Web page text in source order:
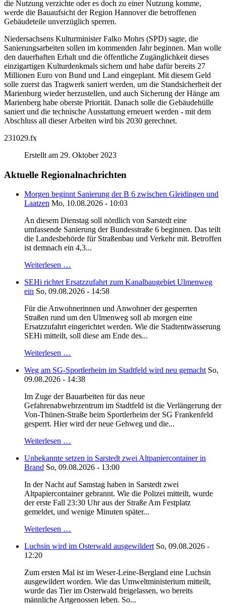
die Nutzung verzichte oder es doch zu einer Nutzung komme,
werde die Bauaufsicht der Region Hannover die betroffenen
Gebäudeteile unverzüglich sperren.
Niedersachsens Kulturminister Falko Mohrs (SPD) sagte, die
Sanierungsarbeiten sollen im kommenden Jahr beginnen. Man wolle
den dauerhaften Erhalt und die öffentliche Zugänglichkeit dieses
einzigartigen Kulturdenkmals sichern und habe dafür bereits 27
Millionen Euro von Bund und Land eingeplant. Mit diesem Geld
solle zuerst das Tragwerk saniert werden, um die Standsicherheit der
Marienburg wieder herzustellen, und auch Sicherung der Hänge am
Marienberg habe oberste Priorität. Danach solle die Gebäudehülle
saniert und die technische Ausstattung erneuert werden - mit dem
Abschluss all dieser Arbeiten wird bis 2030 gerechnet.
231029.fx
Erstellt am 29. Oktober 2023
Aktuelle Regionalnachrichten
Morgen beginnt Sanierung der B 6 zwischen Gleidingen und
Laatzen Mo, 10.08.2026 - 10:03
An diesem Dienstag soll nördlich von Sarstedt eine
umfassende Sanierung der Bundesstraße 6 beginnen. Das teilt
die Landesbehörde für Straßenbau und Verkehr mit. Betroffen
ist demnach ein 4,3...
Weiterlesen …
SEHi richtet Ersatzzufahrt zum Kanalbaugebiet Ulmenweg
ein So, 09.08.2026 - 14:58
Für die Anwohnerinnen und Anwohner der gesperrten
Straßen rund um den Ulmenweg soll ab morgen eine
Ersatzzufahrt eingerichtet werden. Wie die Stadtentwässerung
SEHi mitteilt, soll diese am Ende des...
Weiterlesen …
Weg am SG-Sportlerheim im Stadtfeld wird neu gemacht So,
09.08.2026 - 14:38
Im Zuge der Bauarbeiten für das neue
Gefahrenabwehrzentrum im Stadtfeld ist die Verlängerung der
Von-Thünen-Straße beim Sportlerheim der SG Frankenfeld
gesperrt. Hier wird der neue Gehweg und die...
Weiterlesen …
Unbekannte setzen in Sarstedt zwei Altpapiercontainer in
Brand So, 09.08.2026 - 13:00
In der Nacht auf Samstag haben in Sarstedt zwei
Altpapiercontainer gebrannt. Wie die Polizei mitteilt, wurde
der erste Fall 23:30 Uhr aus der Straße Am Festplatz
gemeldet, und wenige Minuten später...
Weiterlesen …
Luchsin wird im Osterwald ausgewildert So, 09.08.2026 -
12:20
Zum ersten Mal ist im Weser-Leine-Bergland eine Luchsin
ausgewildert worden. Wie das Umweltministerium mitteilt,
wurde das Tier im Osterwald freigelassen, wo bereits
männliche Artgenossen leben. So...